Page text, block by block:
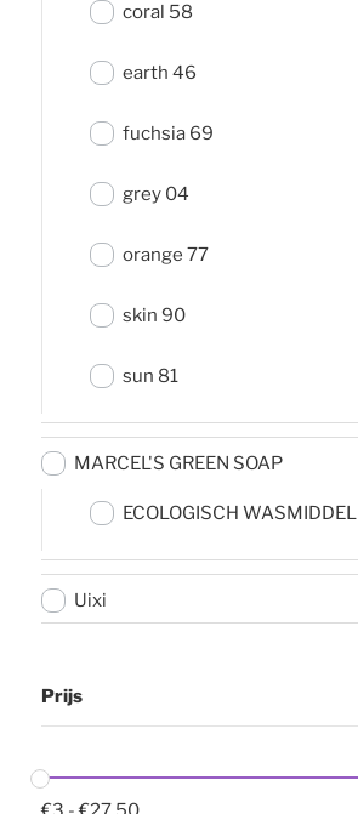
coral 58
earth 46
fuchsia 69
grey 04
orange 77
skin 90
sun 81
MARCEL'S GREEN SOAP
ECOLOGISCH WASMIDDEL
Uixi
Prijs